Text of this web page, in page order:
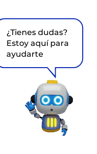
¿Tienes dudas?
Estoy aquí para
ayudarte